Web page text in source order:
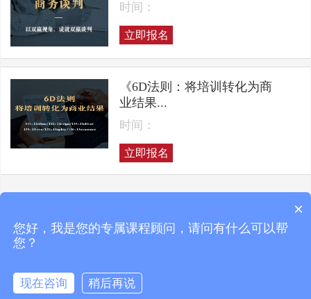
时间：
立即报名
《6D法则：将培训转化为商
业结果...
时间：
立即报名
上一页 下一页
Copyright © 2025 凯洛格咨询 ALL RIGHTS RESERVED
×
您好，我是您的专属课程顾问，请问有什么可以帮
您？
现在咨询 稍后再说